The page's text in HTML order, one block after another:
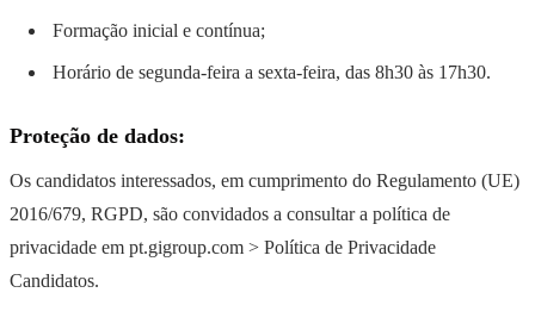
Formação inicial e contínua;
Horário de segunda-feira a sexta-feira, das 8h30 às 17h30.
Proteção de dados:
Os candidatos interessados, em cumprimento do Regulamento (UE)
2016/679, RGPD, são convidados a consultar a política de
privacidade em pt.gigroup.com > Política de Privacidade
Candidatos.